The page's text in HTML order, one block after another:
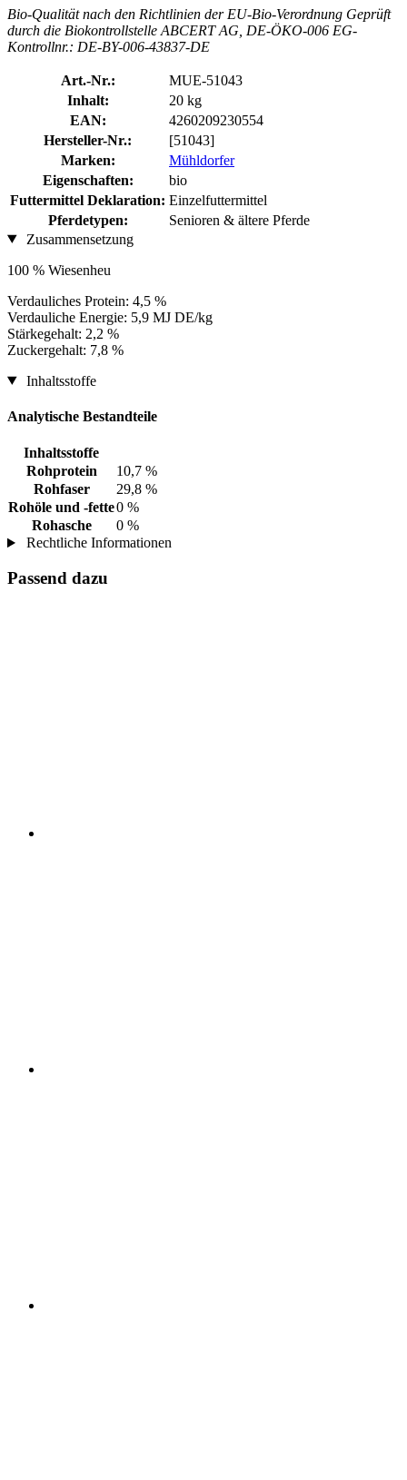
Bio-Qualität nach den Richtlinien der EU-Bio-Verordnung Geprüft
durch die Biokontrollstelle ABCERT AG, DE-ÖKO-006 EG-
Kontrollnr.: DE-BY-006-43837-DE
Art.-Nr.:
MUE-51043
Inhalt:
20 kg
EAN:
4260209230554
Hersteller-Nr.:
[51043]
Marken:
Mühldorfer
Eigenschaften:
bio
Futtermittel Deklaration: Einzelfuttermittel
Pferdetypen:
Senioren & ältere Pferde
Zusammensetzung
100 % Wiesenheu
Verdauliches Protein: 4,5 %
Verdauliche Energie: 5,9 MJ DE/kg
Stärkegehalt: 2,2 %
Zuckergehalt: 7,8 %
Inhaltsstoffe
Analytische Bestandteile
Inhaltsstoffe
Rohprotein
10,7 %
Rohfaser
29,8 %
Rohöle und -fette0 %
Rohasche
0 %
Rechtliche Informationen
Passend dazu